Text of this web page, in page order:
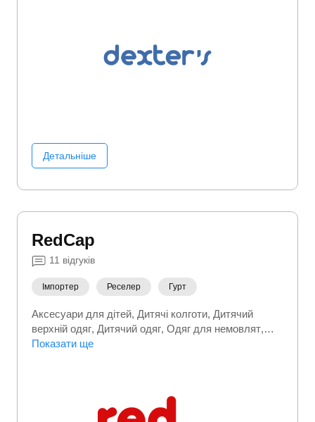
Детальніше
RedCap
11 відгуків
Імпортер Реселер Гурт
Аксесуари для дітей Дитячі колготи Дитячий
верхній одяг Дитячий одяг Одяг для немовлят
Трикотажний одяг
Показати ще